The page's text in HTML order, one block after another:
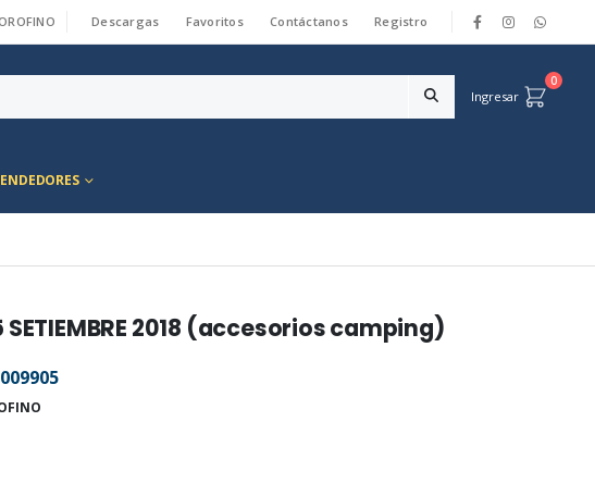
Descargas Favoritos Contáctanos Registro
Ingresar
0
2018 (accesorios camping)